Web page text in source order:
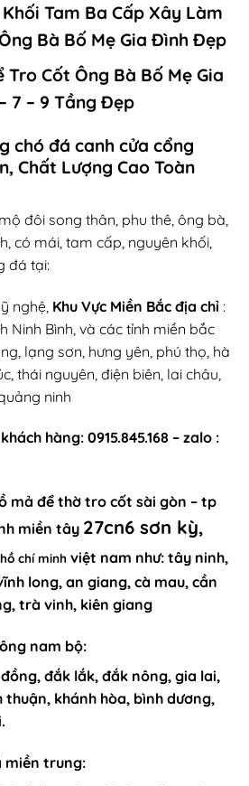
Tam Ba Cấp Xây Làm
Bà Bố Mẹ Gia Đình Đẹp
Cốt Ông Bà Bố Mẹ Gia
7 – 9 Tầng Đẹp
chó đá canh cửa cổng
Chất Lượng Cao Toàn
đôi song thân, phu thê, ông bà,
có mái, tam cấp, nguyên khối,
đá tại:
nghệ, Khu Vực Miền Bắc địa chỉ :
Ninh Bình, và các tỉnh miền bắc
lạng sơn, hưng yên, phú thọ, hà
thái nguyên, điện biên, lai châu,
ninh
hàng: 0915.845.168 – zalo :
mả để thờ tro cốt sài gòn – tp
miền tây 27cn6 sơn kỳ,
chí minh việt nam như: tây ninh,
long, an giang, cà mau, cần
trà vinh, kiên giang
nam bộ:
đắk lắk, đắk nông, gia lai,
thuận, khánh hòa, bình dương,
miền trung: